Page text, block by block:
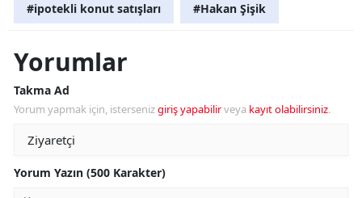
#ipotekli konut satışları #Hakan Şişik
Yorumlar
Takma Ad
Yorum yapmak için, istersenizgiriş yapabilirveya kayıt olabilirsiniz.
Yorum Yazın (500 Karakter)